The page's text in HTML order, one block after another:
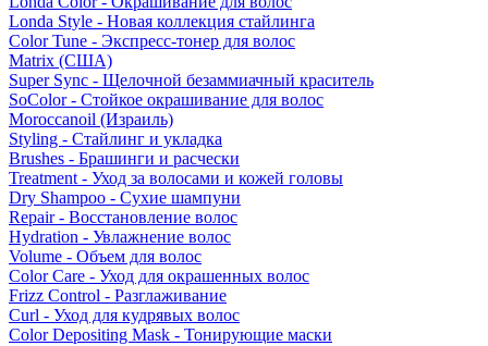
Londa Style - Новая коллекция стайлинга
Color Tune - Экспресс-тонер для волос
Matrix (США)
Super Sync - Щелочной безаммиачный краситель
SoColor - Стойкое окрашивание для волос
Moroccanoil (Израиль)
Styling - Стайлинг и укладка
Brushes - Брашинги и расчески
Treatment - Уход за волосами и кожей головы
Dry Shampoo - Сухие шампуни
Repair - Восстановление волос
Hydration - Увлажнение волос
Volume - Объем для волос
Color Care - Уход для окрашенных волос
Frizz Control - Разглаживание
Curl - Уход для кудрявых волос
Color Depositing Mask - Тонирующие маски